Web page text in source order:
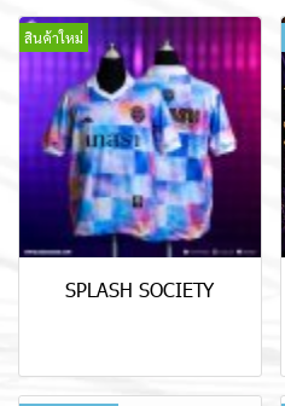
สินค้าใหม่
SPLASH SOCIETY